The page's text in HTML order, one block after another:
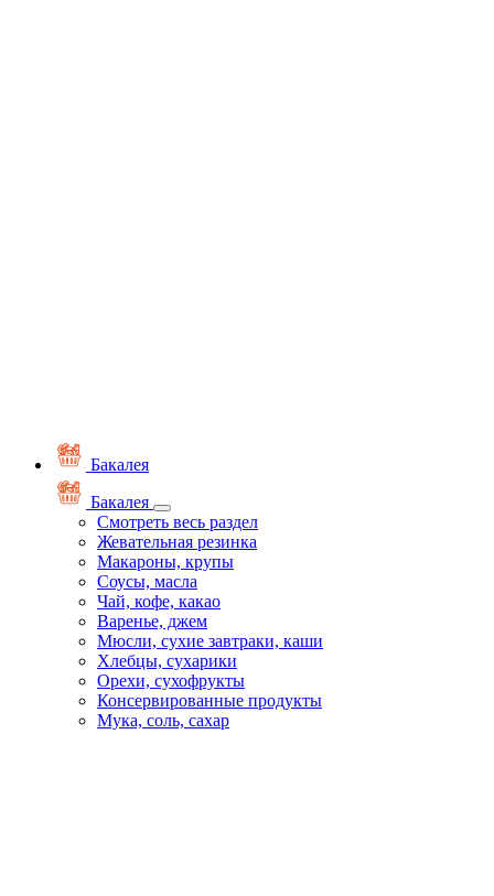
Бакалея
Бакалея
Смотреть весь раздел
Жевательная резинка
Макароны, крупы
Соусы, масла
Чай, кофе, какао
Варенье, джем
Мюсли, сухие завтраки, каши
Хлебцы, сухарики
Орехи, сухофрукты
Консервированные продукты
Мука, соль, сахар